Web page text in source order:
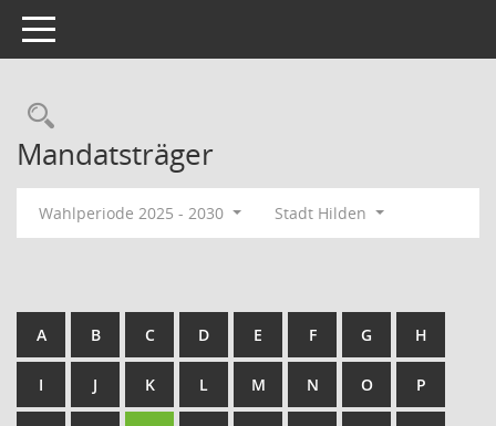
Toggle navigation
Rechercheauswahl
Mandatsträger
Wahlperiode 2025 - 2030 Stadt Hilden
A B C D E F G H
I J K L M N O P